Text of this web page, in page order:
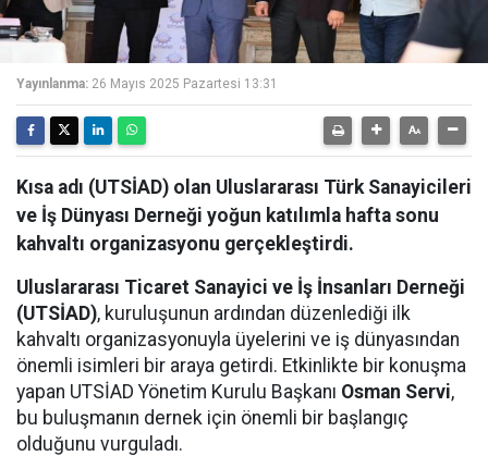
Yayınlanma: 26 Mayıs 2025 Pazartesi 13:31
Kısa adı (UTSİAD) olan Uluslararası Türk Sanayicileri
ve İş Dünyası Derneği yoğun katılımla hafta sonu
kahvaltı organizasyonu gerçekleştirdi.
Uluslararası Ticaret Sanayici ve İş İnsanları Derneği
(UTSİAD), kuruluşunun ardından düzenlediği ilk
kahvaltı organizasyonuyla üyelerini ve iş dünyasından
önemli isimleri bir araya getirdi. Etkinlikte bir konuşma
yapan UTSİAD Yönetim Kurulu Başkanı Osman Servi,
bu buluşmanın dernek için önemli bir başlangıç
olduğunu vurguladı.